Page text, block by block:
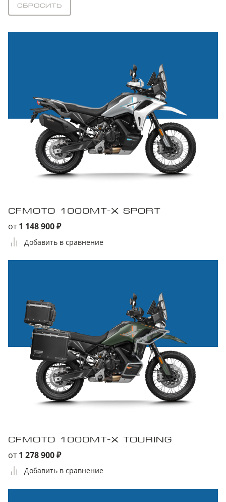
Сбросить
CFMOTO 1000MT-X SPORT
от1 148 900 ₽
Добавить в сравнение
CFMOTO 1000MT-X TOURING
от1 278 900 ₽
Добавить в сравнение